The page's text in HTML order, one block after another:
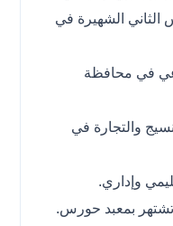
الشهيرة في
في محافظة
والتجارة في
وإداري.
تشتهر بمعبد حورس.